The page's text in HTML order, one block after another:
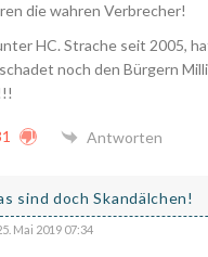
die wahren Verbrecher!
HC. Strache seit 2005,
noch den Bürgern
Antworten
sind doch Skandälchen!
Mai 2019 07:34